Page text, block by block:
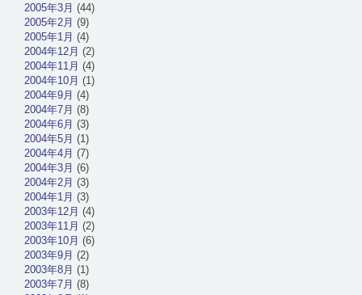
2005年3月 (44)
2005年2月 (9)
2005年1月 (4)
2004年12月 (2)
2004年11月 (4)
2004年10月 (1)
2004年9月 (4)
2004年7月 (8)
2004年6月 (3)
2004年5月 (1)
2004年4月 (7)
2004年3月 (6)
2004年2月 (3)
2004年1月 (3)
2003年12月 (4)
2003年11月 (2)
2003年10月 (6)
2003年9月 (2)
2003年8月 (1)
2003年7月 (8)